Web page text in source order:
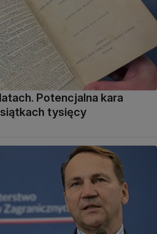
Potencjalna kara
tysięcy